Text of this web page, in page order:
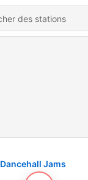
Dancehall Jams